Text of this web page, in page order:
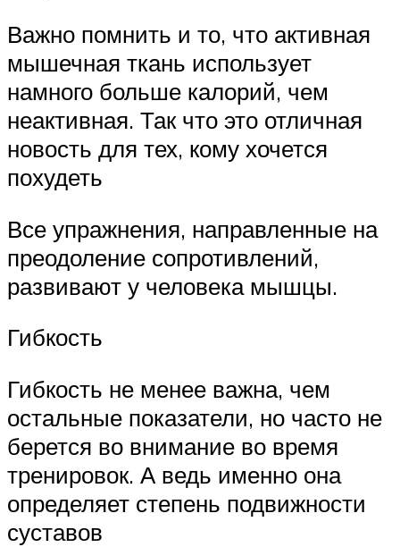
Важно помнить и то, что активная
мышечная ткань использует
намного больше калорий, чем
неактивная. Так что это отличная
новость для тех, кому хочется
похудеть
Все упражнения, направленные на
преодоление сопротивлений,
развивают у человека мышцы.
Гибкость
Гибкость не менее важна, чем
остальные показатели, но часто не
берется во внимание во время
тренировок. А ведь именно она
определяет степень подвижности
суставов